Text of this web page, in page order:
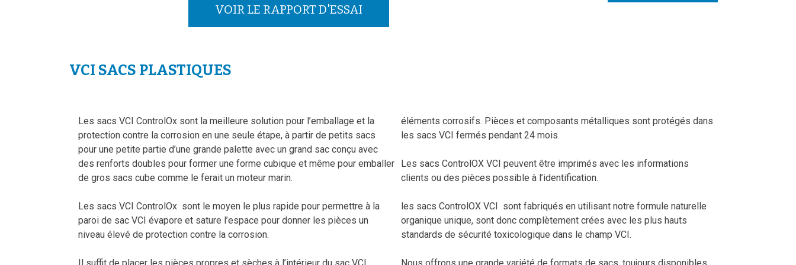
VOIR LE RAPPORT D'ESSAI
VCI SACS PLASTIQUES
Les sacs VCI ControlOx sont la meilleure solution pour l’emballage et la
protection contre la corrosion en une seule étape, à partir de petits sacs
pour une petite partie d’une grande palette avec un grand sac conçu avec
des renforts doubles pour former une forme cubique et même pour emballer
de gros sacs cube comme le ferait un moteur marin.
Les sacs VCI ControlOx sont le moyen le plus rapide pour permettre à la
paroi de sac VCI évapore et sature l’espace pour donner les pièces un
niveau élevé de protection contre la corrosion.
éléments corrosifs. Pièces et composants métalliques sont protégés dans
les sacs VCI fermés pendant 24 mois.
Les sacs ControlOX VCI peuvent être imprimés avec les informations
clients ou des pièces possible à l’identification.
les sacs ControlOX VCI sont fabriqués en utilisant notre formule naturelle
organique unique, sont donc complètement crées avec les plus hauts
standards de sécurité toxicologique dans le champ VCI.